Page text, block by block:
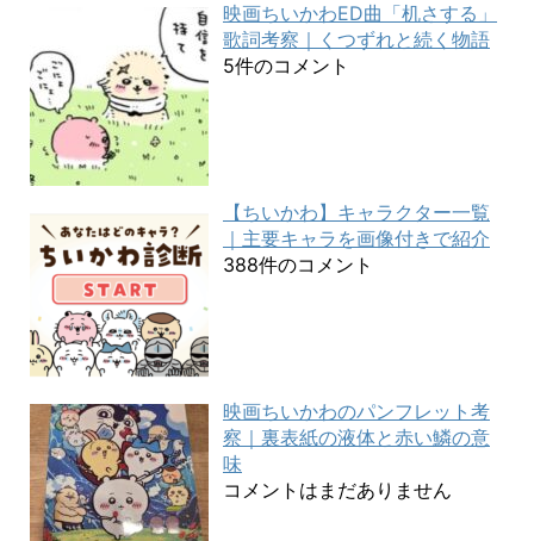
映画ちいかわED曲「机さする」
歌詞考察｜くつずれと続く物語
5件のコメント
【ちいかわ】キャラクター一覧
｜主要キャラを画像付きで紹介
388件のコメント
映画ちいかわのパンフレット考
察｜裏表紙の液体と赤い鱗の意
味
コメントはまだありません